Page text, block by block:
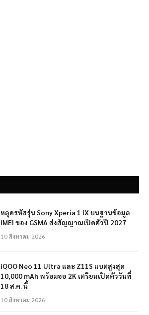
หลุดรหัสรุ่น Sony Xperia 1 IX บนฐานข้อมูล
IMEI ของ GSMA ส่งสัญญาณเปิดตัวปี 2027
10 สิงหาคม 2026
iQOO Neo 11 Ultra และ Z11S แบตสูงสุด
10,000 mAh พร้อมจอ 2K เตรียมเปิดตัววันที่
18 ส.ค. นี้
10 สิงหาคม 2026